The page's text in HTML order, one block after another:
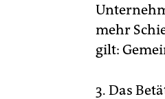
mehr
gilt:
3. Das